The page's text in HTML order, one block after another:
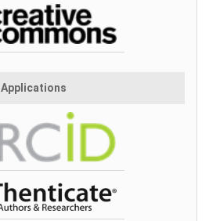
Applications